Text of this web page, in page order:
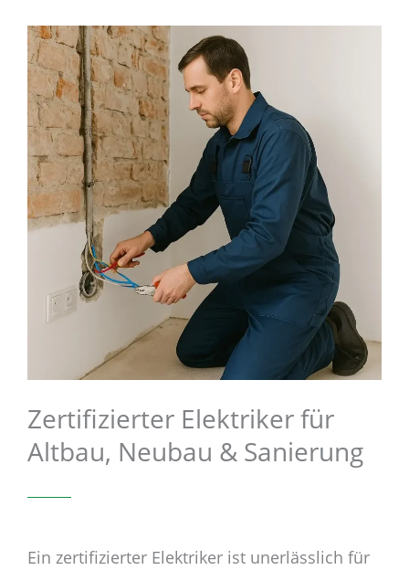
Zertifizierter Elektriker für
Altbau, Neubau & Sanierung
Ein zertifizierter Elektriker ist unerlässlich für